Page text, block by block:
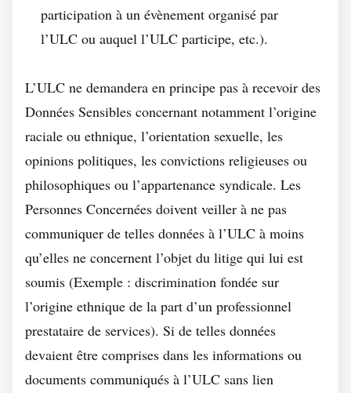
participation à un évènement organisé par
l’ULC ou auquel l’ULC participe, etc.).
L’ULC ne demandera en principe pas à recevoir des
Données Sensibles concernant notamment l’origine
raciale ou ethnique, l’orientation sexuelle, les
opinions politiques, les convictions religieuses ou
philosophiques ou l’appartenance syndicale. Les
Personnes Concernées doivent veiller à ne pas
communiquer de telles données à l’ULC à moins
qu’elles ne concernent l’objet du litige qui lui est
soumis (Exemple : discrimination fondée sur
l’origine ethnique de la part d’un professionnel
prestataire de services). Si de telles données
devaient être comprises dans les informations ou
documents communiqués à l’ULC sans lien